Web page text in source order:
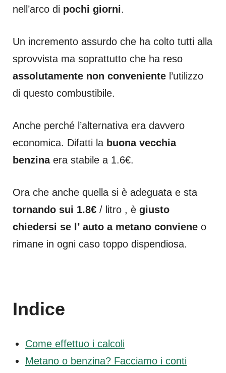
nell’arco di pochi giorni.
Un incremento assurdo che ha colto tutti alla
sprovvista ma soprattutto che ha reso
assolutamente non conveniente l’utilizzo
di questo combustibile.
Anche perché l’alternativa era davvero
economica. Difatti la buona vecchia
benzinaera stabile a 1.6€.
Ora che anche quella si è adeguata e sta
tornando sui 1.8€ / litro , è giusto
chiedersi se l’ auto a metano conviene o
rimane in ogni caso toppo dispendiosa.
Indice
Come effettuo i calcoli
Metano o benzina? Facciamo i conti